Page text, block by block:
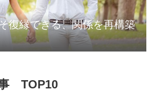
復縁できる、関係を再構築
TOP10